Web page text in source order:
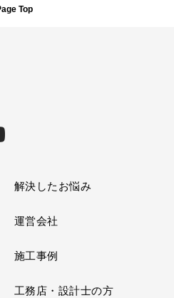
Top
解決したお悩み
運営会社
施工事例
工務店・設計士の方